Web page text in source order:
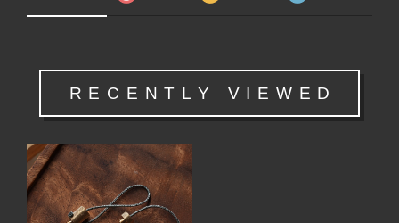
RECENTLY VIEWED